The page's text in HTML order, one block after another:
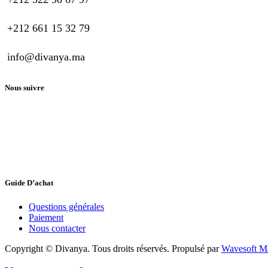
+212 661 15 32 79
info@divanya.ma
Nous suivre
Guide D’achat
Questions générales
Paiement
Nous contacter
Copyright © Divanya. Tous droits réservés. Propulsé parWavesoft